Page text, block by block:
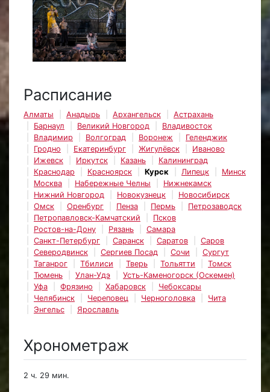
Расписание
Алматы Анадырь Архангельск
Астрахань
Барнаул
Великий Новгород
Владивосток
Владимир
Волгоград Воронеж
Геленджик
Гродно
Екатеринбург Жигулёвск
Иваново
Ижевск
Иркутск Казань
Калининград
Краснодар
Красноярск Курск Липецк
Минск
Москва
Набережные Челны
Нижнекамск
Нижний Новгород
Новокузнецк
Новосибирск
Омск
Оренбург Пенза Пермь
Петрозаводск
Петропавловск-Камчатский
Псков
Ростов-на-Дону
Рязань
Самара
Санкт-Петербург
Саранск Саратов
Саров
Северодвинск
Сергиев Посад Сочи
Сургут
Таганрог
Тбилиси Тверь Тольятти
Томск
Тюмень
Улан-Удэ
Усть-Каменогорск (Оскемен)
Уфа
Фрязино Хабаровск
Чебоксары
Челябинск
Череповец Черноголовка
Чита
Энгельс
Ярославль
Хронометраж
2 ч. 29 мин.